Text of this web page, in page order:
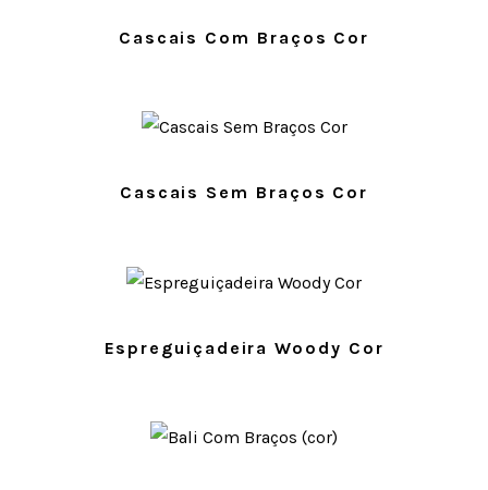
Cascais Com Braços Cor
Cascais Sem Braços Cor
Espreguiçadeira Woody Cor